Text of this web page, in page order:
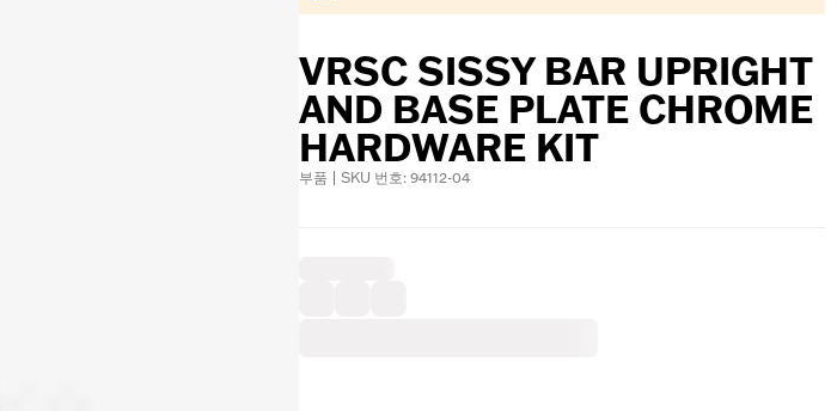
VRSC SISSY BAR UPRIGHT
AND BASE PLATE CHROME
HARDWARE KIT
부품 | SKU 번호: 94112-04